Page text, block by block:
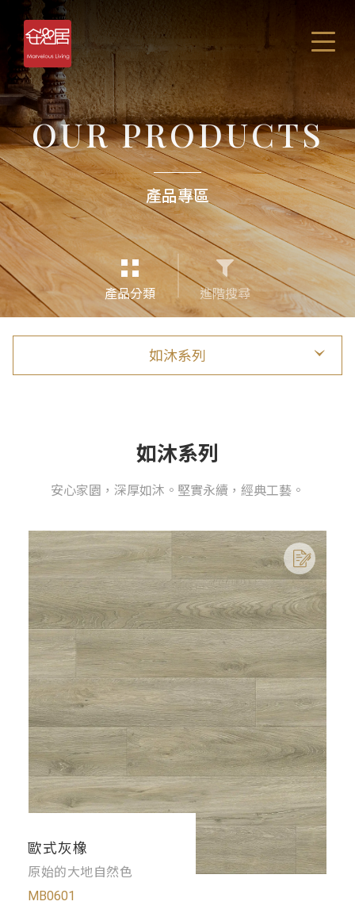
OUR PRODUCTS
產品專區
產品分類 進階搜尋
如沐系列
如沐系列
安心家園，深厚如沐。堅實永續，經典工藝。
歐式灰橡
原始的大地自然色
MB0601